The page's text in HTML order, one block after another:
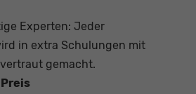
Experten: Jeder
in extra Schulungen mit
gemacht.